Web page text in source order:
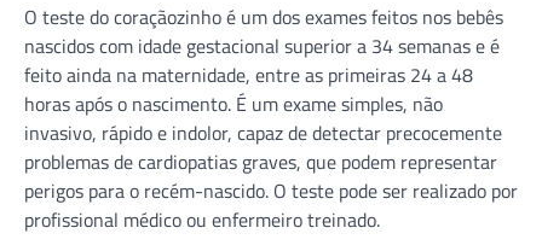
O teste do coraçãozinho é um dos exames feitos nos bebês
nascidos com idade gestacional superior a 34 semanas e é
feito ainda na maternidade, entre as primeiras 24 a 48
horas após o nascimento. É um exame simples, não
invasivo, rápido e indolor, capaz de detectar precocemente
problemas de cardiopatias graves, que podem representar
perigos para o recém-nascido. O teste pode ser realizado por
profissional médico ou enfermeiro treinado.